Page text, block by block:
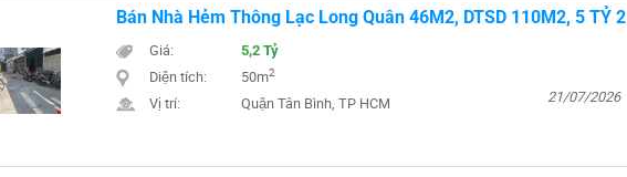
Bán Nhà Hẻm Thông Lạc Long Quân 46M2, DTSD 110M2, 5 TỶ 2
Giá: 5,2 Tỷ
Diện tích: 50m2
Vị trí: Quận Tân Bình, TP HCM 21/07/2026